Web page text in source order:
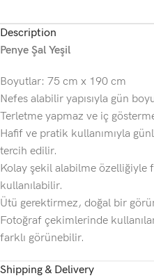
Description
Penye Şal Yeşil
Boyutlar: 75 cm x 190 cm
Nefes alabilir yapısıyla gün
Terletme yapmaz ve iç
Hafif ve pratik kullanımıyla
tercih edilir.
Kolay şekil alabilme özelliğiyle
kullanılabilir.
Ütü gerektirmez, doğal bir
Fotoğraf çekimlerinde
farklı görünebilir.
Shipping & Delivery